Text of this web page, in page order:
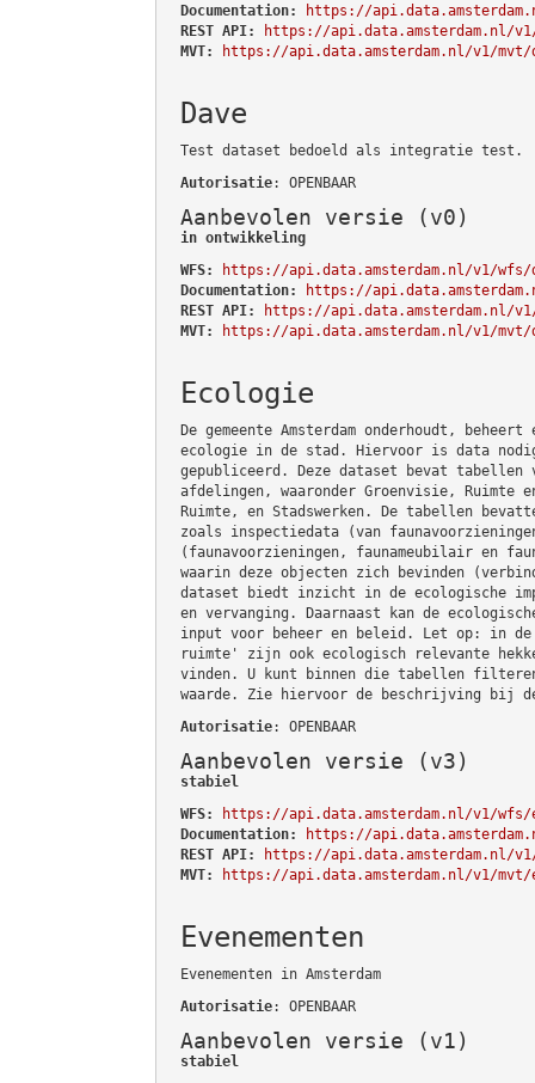
Documentation:
https://
REST API:
https://api.data.amsterdam.nl/
MVT:
https://api.data.amsterdam.nl/v1/mvt/
Dave
Test dataset bedoeld als integratie test.
Autorisatie: OPENBAAR
Aanbevolen versie (v0)
in ontwikkeling
WFS:
https://api.data.amsterdam.nl/v1/wfs/
Documentation:
https://
REST API:
https://api.data.amsterdam.nl/
MVT:
https://api.data.amsterdam.nl/v1/mvt/
Ecologie
De gemeente Amsterdam onderhoudt,
ecologie in de stad. Hiervoor is data
gepubliceerd. Deze dataset bevat tabellen
afdelingen, waaronder Groenvisie, Ruimte
Ruimte, en Stadswerken. De tabellen
zoals inspectiedata (van
(faunavoorzieningen, faunameubilair en
waarin deze objecten zich bevinden
dataset biedt inzicht in de ecologische
en vervanging. Daarnaast kan de
input voor beheer en beleid. Let op: in de
ruimte' zijn ook ecologisch relevante
vinden. U kunt binnen die tabellen
waarde. Zie hiervoor de beschrijving bij
Autorisatie: OPENBAAR
Aanbevolen versie (v3)
stabiel
WFS:
https://api.data.amsterdam.nl/v1/wfs/
Documentation:
https://
REST API:
https://api.data.amsterdam.nl/
MVT:
https://api.data.amsterdam.nl/v1/mvt/
Evenementen
Evenementen in Amsterdam
Autorisatie: OPENBAAR
Aanbevolen versie (v1)
stabiel